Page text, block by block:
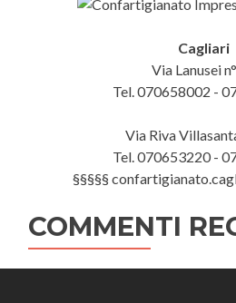
Cagliari
Via Lanusei
Tel. 070658002 -
Via Riva
Tel. 070653220 -
§§§§§
COMMENTI